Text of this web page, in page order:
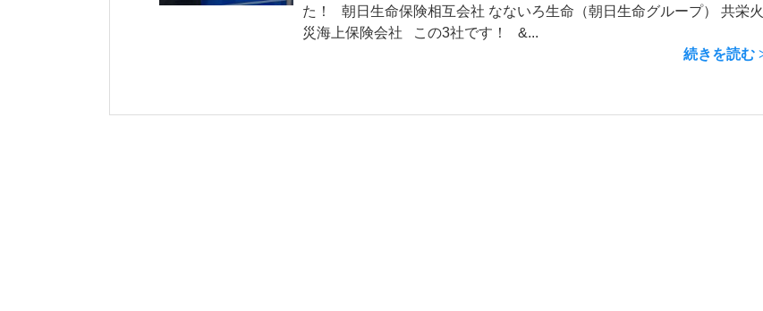
た！ 朝日生命保険相互会社 なないろ生命（朝日生命グループ） 共栄火
災海上保険会社 この3社です！ &...
続きを読む